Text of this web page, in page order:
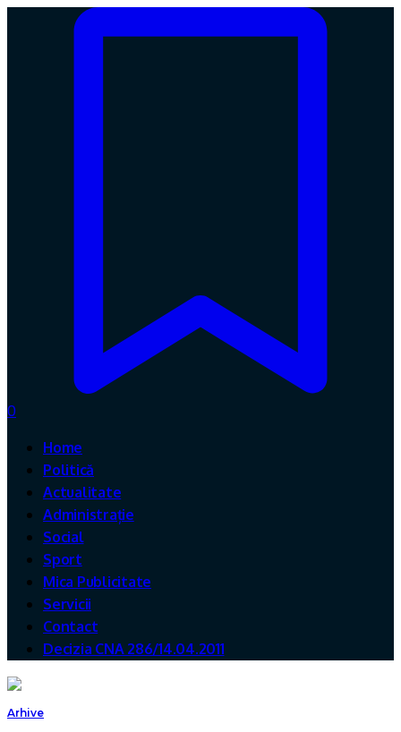
0
Home
Politică
Actualitate
Administrație
Social
Sport
Mica Publicitate
Servicii
Contact
Decizia CNA 286/14.04.2011
Arhive